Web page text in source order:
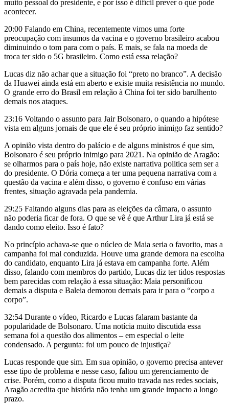
muito pessoal do presidente, e por isso é difícil prever o que pode
acontecer.
20:00 Falando em China, recentemente vimos uma forte
preocupação com insumos da vacina e o governo brasileiro acabou
diminuindo o tom para com o país. E mais, se fala na moeda de
troca ter sido o 5G brasileiro. Como está essa relação?
Lucas diz não achar que a situação foi “preto no branco”. A decisão
da Huawei ainda está em aberto e existe muita resistência no mundo.
O grande erro do Brasil em relação à China foi ter sido barulhento
demais nos ataques.
23:16 Voltando o assunto para Jair Bolsonaro, o quando a hipótese
vista em alguns jornais de que ele é seu próprio inimigo faz sentido?
A opinião vista dentro do palácio e de alguns ministros é que sim,
Bolsonaro é seu próprio inimigo para 2021. Na opinião de Aragão:
se olharmos para o país hoje, não existe narrativa politica sem ser a
do presidente. O Dória começa a ter uma pequena narrativa com a
questão da vacina e além disso, o governo é confuso em várias
frentes, situação agravada pela pandemia.
29:25 Faltando alguns dias para as eleições da câmara, o assunto
não poderia ficar de fora. O que se vê é que Arthur Lira já está se
dando como eleito. Isso é fato?
No princípio achava-se que o núcleo de Maia seria o favorito, mas a
campanha foi mal conduzida. Houve uma grande demora na escolha
do candidato, enquanto Lira já estava em campanha forte. Além
disso, falando com membros do partido, Lucas diz ter tidos respostas
bem parecidas com relação à essa situação: Maia personificou
demais a disputa e Baleia demorou demais para ir para o “corpo a
corpo”.
32:54 Durante o vídeo, Ricardo e Lucas falaram bastante da
popularidade de Bolsonaro. Uma notícia muito discutida essa
semana foi a questão dos alimentos – em especial o leite
condensado. A pergunta: foi um pouco de injustiça?
Lucas responde que sim. Em sua opinião, o governo precisa antever
esse tipo de problema e nesse caso, faltou um gerenciamento de
crise. Porém, como a disputa ficou muito travada nas redes sociais,
Aragão acredita que história não tenha um grande impacto a longo
prazo.